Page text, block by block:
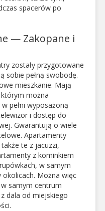
spacerów po
— Zakopane i
zostały przygotowane
sobie pełną swobodę.
mieszkanie. Mają
można
pełni wyposażoną
i dostęp do
Gwarantują o wiele
Apartamenty
te z jacuzzi,
z kominkiem
w samym
okolicach. Można więc
samym centrum
dala od miejskiego